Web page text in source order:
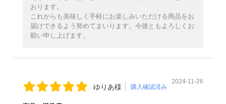
おります。
これからも美味しく手軽にお楽しみいただける商品をお
届けできるよう努めてまいります。今後ともよろしくお
願い申し上げます。
ゆりあ様 購入確認済み
2024-11-26